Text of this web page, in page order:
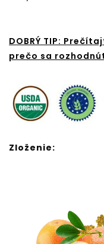
DOBRÝ TIP:
prečo sa rozhodnúť
Zloženie: